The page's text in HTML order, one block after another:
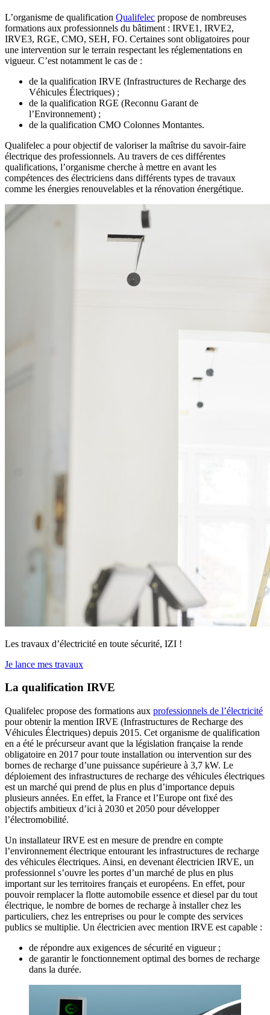
L’organisme de qualification Qualifelec propose de nombreuses
formations aux professionnels du bâtiment : IRVE1, IRVE2,
IRVE3, RGE, CMO, SEH, FO. Certaines sont obligatoires pour
une intervention sur le terrain respectant les réglementations en
vigueur. C’est notamment le cas de :
de la qualification IRVE (Infrastructures de Recharge des
Véhicules Électriques) ;
de la qualification RGE (Reconnu Garant de
l’Environnement) ;
de la qualification CMO Colonnes Montantes.
Qualifelec a pour objectif de valoriser la maîtrise du savoir-faire
électrique des professionnels. Au travers de ces différentes
qualifications, l’organisme cherche à mettre en avant les
compétences des électriciens dans différents types de travaux
comme les énergies renouvelables et la rénovation énergétique.
Les travaux d’électricité en toute sécurité, IZI !
Je lance mes travaux
La qualification IRVE
Qualifelec propose des formations aux professionnels de l’électricité
pour obtenir la mention IRVE (Infrastructures de Recharge des
Véhicules Électriques) depuis 2015. Cet organisme de qualification
en a été le précurseur avant que la législation française la rende
obligatoire en 2017 pour toute installation ou intervention sur des
bornes de recharge d’une puissance supérieure à 3,7 kW. Le
déploiement des infrastructures de recharge des véhicules électriques
est un marché qui prend de plus en plus d’importance depuis
plusieurs années. En effet, la France et l’Europe ont fixé des
objectifs ambitieux d’ici à 2030 et 2050 pour développer
l’électromobilité.
Un installateur IRVE est en mesure de prendre en compte
l’environnement électrique entourant les infrastructures de recharge
des véhicules électriques. Ainsi, en devenant électricien IRVE, un
professionnel s’ouvre les portes d’un marché de plus en plus
important sur les territoires français et européens. En effet, pour
pouvoir remplacer la flotte automobile essence et diesel par du tout
électrique, le nombre de bornes de recharge à installer chez les
particuliers, chez les entreprises ou pour le compte des services
publics se multiplie. Un électricien avec mention IRVE est capable :
de répondre aux exigences de sécurité en vigueur ;
de garantir le fonctionnement optimal des bornes de recharge
dans la durée.